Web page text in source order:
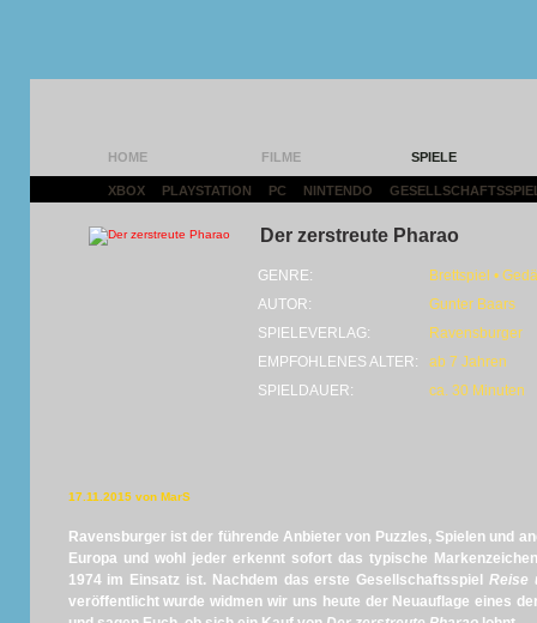
HOME FILME SPIELE
XBOX PLAYSTATION PC NINTENDO
Der zerstreute Pharao
GENRE:
Brettspiel •
AUTOR:
Gunter Baars
SPIELEVERLAG:
Ravensburger
EMPFOHLENES ALTER:
ab 7 Jahren
SPIELDAUER:
ca. 30 Minuten
17.11.2015 von MarS
Ravensburger ist der führende Anbieter von Puzzles, Spielen und
Europa und wohl jeder erkennt sofort das typische
1974 im Einsatz ist. Nachdem das erste Gesellschaftsspiel Reise
veröffentlicht wurde widmen wir uns heute der Neuauflage eines